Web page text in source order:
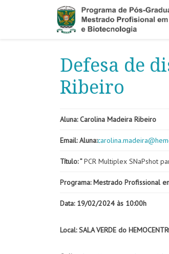
Defesa de
Ribeiro
Aluna: Carolina Madeira Ribeiro
Email: Aluna:carolina.madeira@
Título: ”PCR Multiplex SNaPshot
Programa: Mestrado Profissional
Data: 19/02/2024 às 10:00h
Local: SALA VERDE do